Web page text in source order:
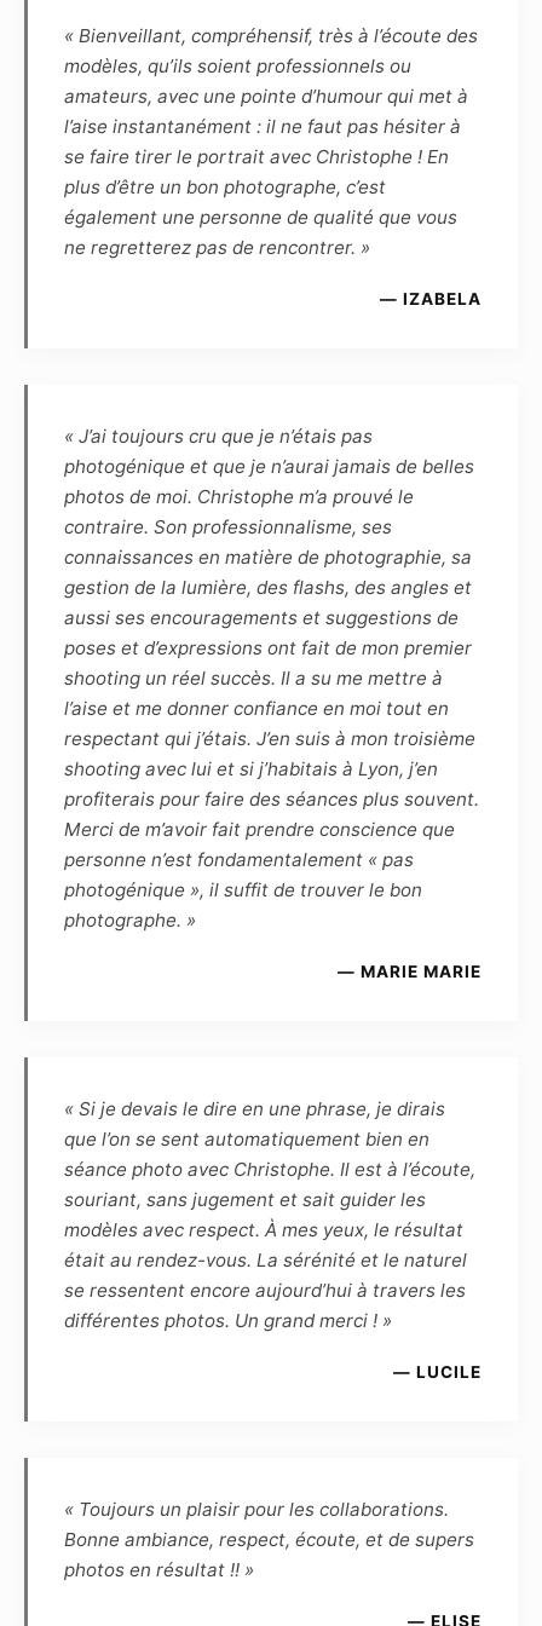
conséquence le Modèle ne peut revendiquer
aucune propriété ou droit d’auteur. Le
Photographe reconnaît que, de par la loi, le
Modèle demeure le propriétaire inaliénable de
son image. Le Photographe et le Modèle se
cèdent réciproquement les droits d’utilisation
des photographies réalisées lors de la séance
pour une durée de 10 ans à reconduction tacite,
et dès lors sont autorisés à fixer, reproduire et
sur tout support (notamment numérique,
papier, magnétique, textile, plastique,
céramique, etc.) et intégrées à tout autre
matériel (tel que photographie, dessin,
illustration, peinture, vidéo, animations, etc.)
connus ou à venir.
Article 7
Les éventuels commentaires, titres ou
légendes accompagnant la reproduction ou la
représentation de la ou de ces photographies
ne devront pas porter atteinte à la réputation
ou à la vie privée du modèle et réciproquement.
Article 8
Le Photographe et le Modèle s’autorisent
mutuellement l’usage à des fins
sites Internet du Photographe, ainsi que
l’exposition publique des photographies (par
exemple lors d’une exposition dans un lieu
public ou privé, galerie, salon, concours, etc.).
Le modèle ne pourra exiger aucun partage des
éventuels gains ou prix remportés en cas de
présentation par le photographe des photos
qu’il aura réalisées ou retouchées à un
– Le modèle conserve une liberté d’utilisation
sur internet, à la seule condition que le nom du
photographe apparaisse clairement en marge
de la photo, ou par référence à ce dernier.
« Bienveillant, compréhensif, très à l’écoute des
modèles, qu’ils soient professionnels ou
amateurs, avec une pointe d’humour qui met à
l’aise instantanément : il ne faut pas hésiter à
se faire tirer le portrait avec Christophe ! En
plus d’être un bon photographe, c’est
également une personne de qualité que vous
ne regretterez pas de rencontrer. »
— IZABELA
« J’ai toujours cru que je n’étais pas
photogénique et que je n’aurai jamais de belles
photos de moi. Christophe m’a prouvé le
contraire. Son professionnalisme, ses
connaissances en matière de photographie, sa
gestion de la lumière, des flashs, des angles et
aussi ses encouragements et suggestions de
poses et d’expressions ont fait de mon premier
shooting un réel succès. Il a su me mettre à
l’aise et me donner confiance en moi tout en
respectant qui j’étais. J’en suis à mon troisième
shooting avec lui et si j’habitais à Lyon, j’en
profiterais pour faire des séances plus souvent.
Merci de m’avoir fait prendre conscience que
personne n’est fondamentalement « pas
photogénique », il suffit de trouver le bon
photographe. »
— MARIE MARIE
« Si je devais le dire en une phrase, je dirais
que l’on se sent automatiquement bien en
séance photo avec Christophe. Il est à l’écoute,
souriant, sans jugement et sait guider les
modèles avec respect. À mes yeux, le résultat
était au rendez-vous. La sérénité et le naturel
se ressentent encore aujourd’hui à travers les
différentes photos. Un grand merci ! »
— LUCILE
« Toujours un plaisir pour les collaborations.
Bonne ambiance, respect, écoute, et de supers
photos en résultat !! »
— ELISE